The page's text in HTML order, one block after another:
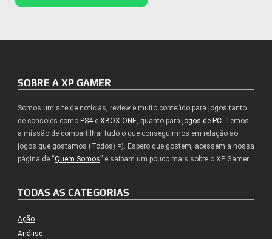
SOBRE A XP GAMER
Somos um site de notícias, review e muito conteúdo para jogos tanto
de consoles como PS4e XBOX ONE, quanto para jogos de PC. Temos
a missão de compartilhar tudo o que conseguirmos em relação ao
jogos que gostamos (Todos) =). Espero que gostem, acessem a nossa
página de “Quem Somos” e saibam um pouco mais sobre o XP Gamer.
TODAS AS CATEGORIAS
Ação
Análise